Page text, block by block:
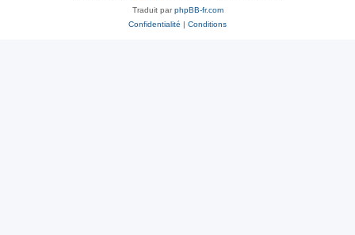
Traduit parphpBB-fr.com
Confidentialité | Conditions